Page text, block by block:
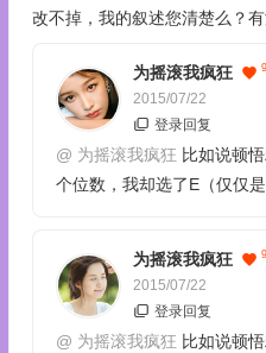
改不掉，我的叙述您清楚么？
为摇滚我疯狂 9
2015/07/22
登录回复
@ 为摇滚我疯狂 比如说顿
个位数，我却选了E（仅仅是
为摇滚我疯狂 9
2015/07/22
登录回复
@ 为摇滚我疯狂 比如说顿